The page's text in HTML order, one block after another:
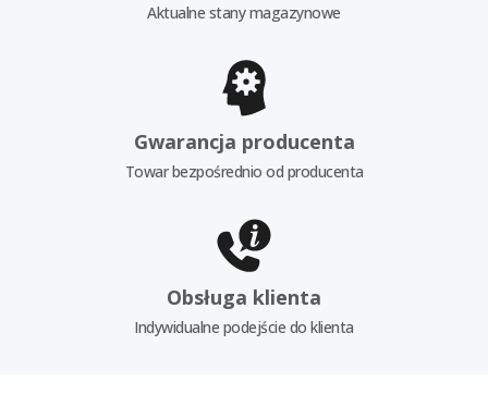
Aktualne stany magazynowe
Gwarancja producenta
Towar bezpośrednio od producenta
Obsługa klienta
Indywidualne podejście do klienta